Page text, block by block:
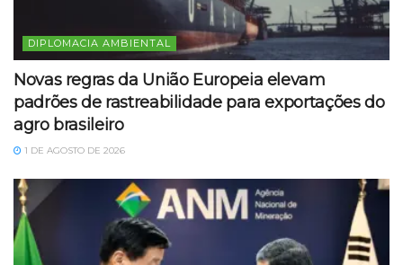
DIPLOMACIA AMBIENTAL
Novas regras da União Europeia elevam
padrões de rastreabilidade para exportações do
agro brasileiro
1 DE AGOSTO DE 2026